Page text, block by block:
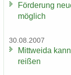
För­de­rung
mög­lich
30.08.2007
Mitt­wei­da
rei­ßen